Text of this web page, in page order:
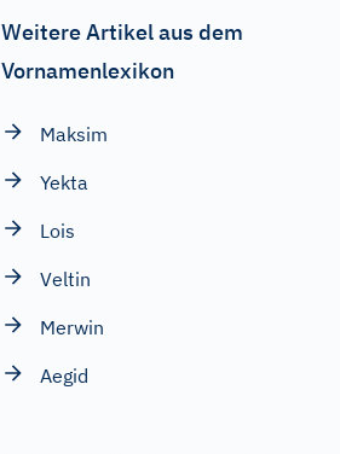
Weitere Artikel aus dem
Vornamenlexikon
Maksim
Yekta
Lois
Veltin
Merwin
Aegid